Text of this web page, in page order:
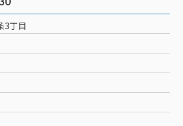
て
方へ
いる集合住宅
ン
ス確認・変更
ストップ
害情報
トップ
介
トトップ
プ
ちら
3丁目